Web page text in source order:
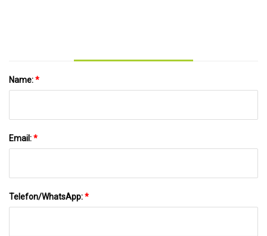
Name:*
Email:*
Telefon/WhatsApp:*